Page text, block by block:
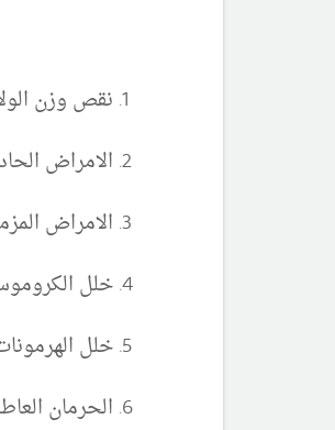
نقص وزن
الامراض
الامراض
خلل
خلل
الحرمان